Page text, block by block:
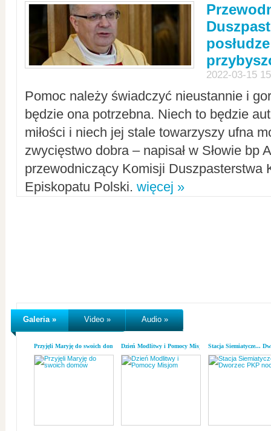
2022-03-15
Pomoc należy świadczyć nieustannie i
będzie ona potrzebna. Niech to będzie
miłości i niech jej stale towarzyszy ufna
zwycięstwo dobra – napisał w Słowie bp
przewodniczący Komisji Duszpasterstwa
Episkopatu Polski. więcej »
Galeria » Video » Audio »
Przyjęli Maryję do swoich domówDzień Modlitwy i Pomocy MisjomStacja Siemiatycze...